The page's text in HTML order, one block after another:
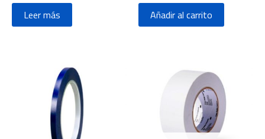
Leer más Añadir al carrito